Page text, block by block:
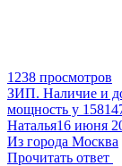
1238 просмотров
ЗИП. Наличие и
мощность у
Наталья16 июня
Из города Москва
Прочитать ответ